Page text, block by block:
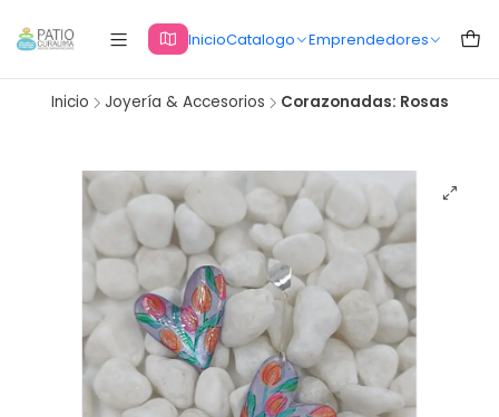
InicioCatalogo Emprendedores
Inicio Joyería & Accesorios Corazonadas: Rosas